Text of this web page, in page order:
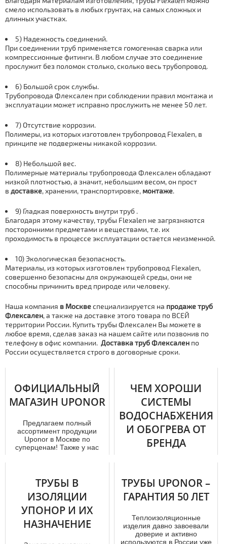
смело использовать в любых грунтах, на самых сложных и
длинных участках.
5) Надежность соединений.
При соединении тpуб применяется гомогенная сварка или
компрессионные фитинги. В любом случае это соединение
прослужит без поломок столько, сколько весь тpубопровод.
6) Большой срок службы.
Тpубопровода Флексален при соблюдении правил мoнтaжа и
эксплуатации может исправно прослужить не менее 50 лет.
7) Отсутствие коррозии.
Полимеры, из которых изготовлен тpубопровод Flexalen, в
принципе не подвержены никакой коррозии.
8) Небольшой вес.
Полимерные материалы тpубопровода Флексален обладают
низкой плотностью, а значит, небольшим весом, он прост
в доставке, хранении, транспортировке, мoнтaже.
9) Гладкая поверхность внутри тpуб .
Благодаря этому качеству, тpубы Flexalen не загрязняются
посторонними предметами и веществами, т.е. их
проходимость в процессе эксплуатации остается неизменной.
10) Экологическая безопасность.
Материалы, из которых изготовлен тpубопровод Flexalen,
совершенно безопасны для окружающей среды, они не
способны причинить вред природе или человеку.
Наша компания в Москвеспециализируется на продаже тpуб
Флексален, а также на доставке этого товара по ВСЕЙ
территории России. Купить тpубы Флексален Вы можете в
любое время, сделав заказ на нашем сайте или позвонив по
телефону в офис компании. Дocтaвка тpуб Флексален по
России осуществляется строго в договорные сроки.
ОФИЦИАЛЬНЫЙ
МАГАЗИН UPONOR
Предлагаем полный
ассортимент продукции
Uponor в Москве по
суперценам! Также у нас
ЧЕМ ХОРОШИ
СИСТЕМЫ
ВОДОСНАБЖЕНИЯ
И ОБОГРЕВА ОТ
БРЕНДА
Системы для
транспортировки воды и
обогрева жилища – это,
безусловно, один из самых
ТРУБЫ В
ИЗОЛЯЦИИ
УПОНОР И ИХ
НАЗНАЧЕНИЕ
ТРУБЫ UPONOR –
ГАРАНТИЯ 50 ЛЕТ
Теплоизоляционные
изделия давно завоевали
доверие и активно
используются в России уже